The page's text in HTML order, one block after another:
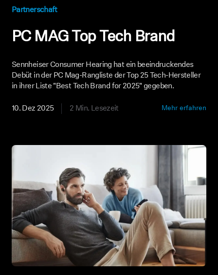
Partnerschaft
PC MAG Top Tech Brand
Sennheiser Consumer Hearing hat ein beeindruckendes
Debüt in der PC Mag-Rangliste der Top 25 Tech-Hersteller
in ihrer Liste "Best Tech Brand for 2025" gegeben.
10. Dez 2025 2 Min. Lesezeit Mehr erfahren